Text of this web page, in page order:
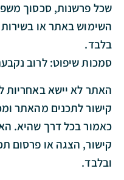
שכל פרשנות, סכסוך
השימוש באתר או בשירות
בלבד.
סמכות שיפוט: לרוב
האתר לא יישא באחריות
קישור לתכנים מהאתר
כאמור בכל דרך שהיא.
קישור, הצגה או פרסום
ובלבד.